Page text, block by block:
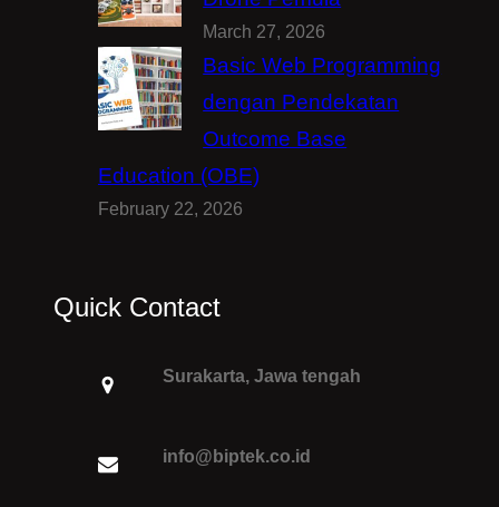
March 27, 2026
Basic Web Programming
dengan Pendekatan
Outcome Base
Education (OBE)
February 22, 2026
Quick Contact
Surakarta, Jawa tengah
info@biptek.co.id